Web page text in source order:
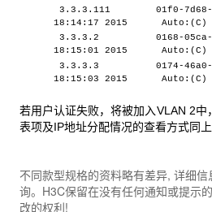
3.3.3.111 01f0-
18:14:17 2015 Auto:(C)
3.3.3.2 0168-
18:15:01 2015
Auto:(C)
3.3.3.3 0174-46a0-
18:15:03 2015 Auto:(C)
若用户认证失败，将被加入VLAN 2中
表项及IP地址分配情况的查看方式同上
不同款型规格的资料略有差异, 详细
询。H3C保留在没有任何通知或提示
改的权利!